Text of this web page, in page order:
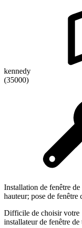
kennedy
(35000)
Installation de fenêtre
hauteur; pose de fenêtre
Difficile de choisir votre
installateur de fenêtre